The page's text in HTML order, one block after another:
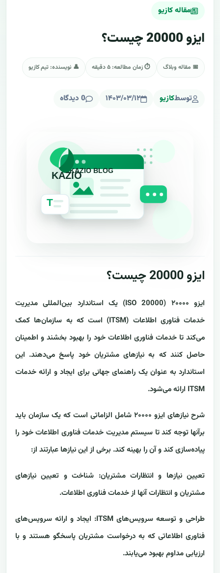
مقاله کازیو
ایزو 20000 چیست؟
📅 مقاله وبلاگ ⏱ زمان مطالعه: ۵ دقیقه 👤 نویسنده: تیم کازیو
توسطکازیو ۱۴۰۳/۰۳/۱۲ 0 دیدگاه
ایزو 20000 چیست؟
ایزو ۲۰۰۰۰ (ISO 20000) یک استاندارد بین‌المللی مدیریت
خدمات فناوری اطلاعات (ITSM) است که به سازمان‌ها کمک
می‌کند تا خدمات فناوری اطلاعات خود را بهبود بخشند و اطمینان
حاصل کنند که به نیازهای مشتریان خود پاسخ می‌دهند. این
استاندارد به عنوان یک راهنمای جهانی برای ایجاد و ارائه خدمات
ITSM ارائه می‌شود.
شرح نیازهای ایزو ۲۰۰۰۰ شامل الزاماتی است که یک سازمان باید
برآنها توجه کند تا سیستم مدیریت خدمات فناوری اطلاعات خود را
پیاده‌سازی کند و آن را بهینه کند. برخی از این نیازها عبارتند از:
تعیین نیازها و انتظارات مشتریان: شناخت و تعیین نیازهای
مشتریان و انتظارات آنها از خدمات فناوری اطلاعات.
طراحی و توسعه سرویس‌های ITSM: ایجاد و ارائه سرویس‌های
فناوری اطلاعاتی که به درخواست مشتریان پاسخگو هستند و با
ارزیابی مداوم بهبود می‌یابند.